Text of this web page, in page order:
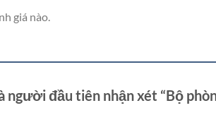
giá nào.
người đầu tiên nhận xét “Bộ